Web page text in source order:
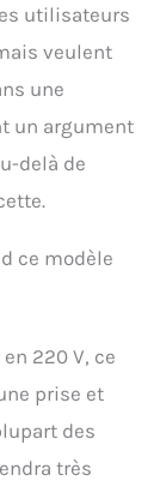
utilisateurs
veulent
une
un argument
delà de
ce modèle
220 V, ce
prise et
des
très